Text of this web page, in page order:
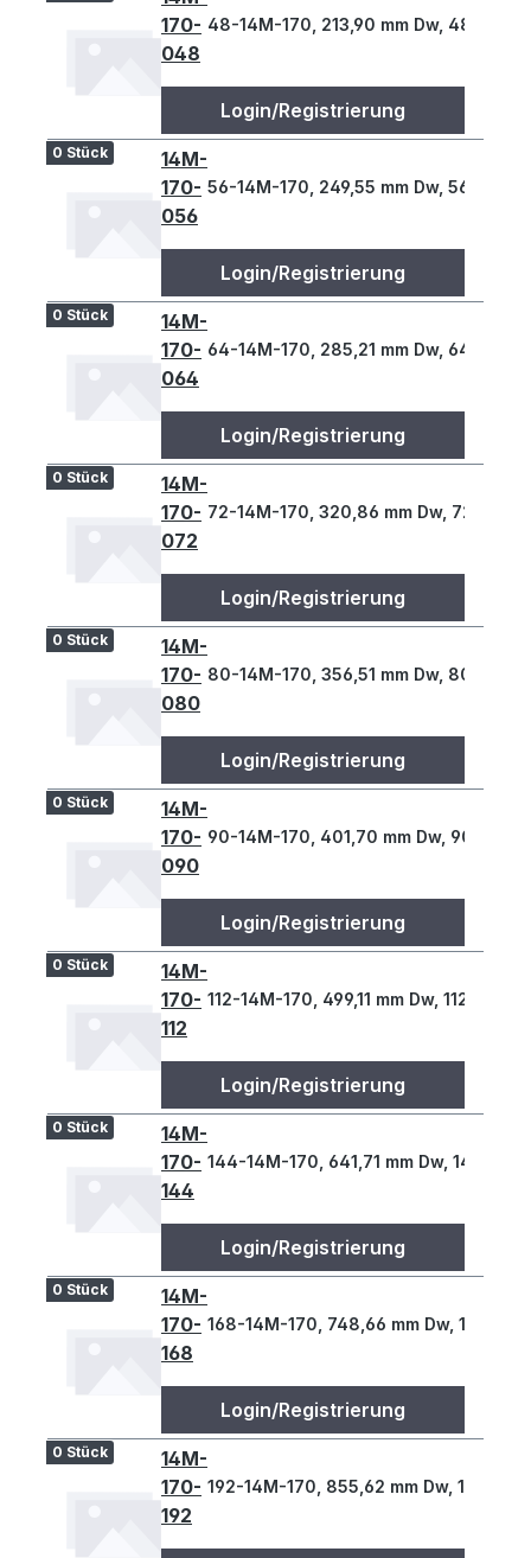
170-
048
48-14M-170, 213,90 mm Dw, 48 Z., 14
Login/Registrierung
0 Stück
14M-
170-
056
56-14M-170, 249,55 mm Dw, 56 Z., 14
Login/Registrierung
0 Stück
14M-
170-
064
64-14M-170, 285,21 mm Dw, 64 Z., 14
Login/Registrierung
0 Stück
14M-
170-
072
72-14M-170, 320,86 mm Dw, 72 Z., 14
Login/Registrierung
0 Stück
14M-
170-
080
80-14M-170, 356,51 mm Dw, 80 Z., 14
Login/Registrierung
0 Stück
14M-
170-
090
90-14M-170, 401,70 mm Dw, 90 Z., 14
Login/Registrierung
0 Stück
14M-
170-
112
112-14M-170, 499,11 mm Dw, 112 Z., 14
Login/Registrierung
0 Stück
14M-
170-
144
144-14M-170, 641,71 mm Dw, 144 Z.,
Login/Registrierung
0 Stück
14M-
170-
168
168-14M-170, 748,66 mm Dw, 168 Z.,
Login/Registrierung
0 Stück
14M-
170-
192
192-14M-170, 855,62 mm Dw, 192 Z.,